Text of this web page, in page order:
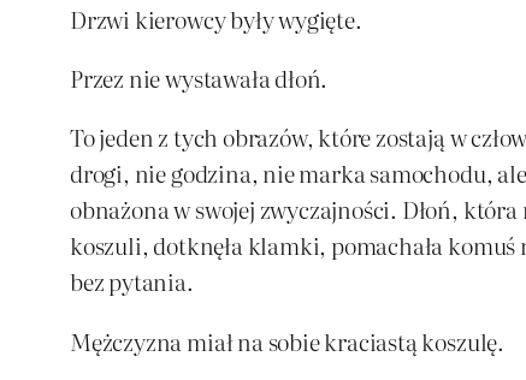
Drzwi kierowcy były wygięte.
Przez nie wystawała dłoń.
To jeden z tych obrazów, które zostają w
drogi, nie godzina, nie marka samochodu,
obnażona w swojej zwyczajności. Dłoń,
koszuli, dotknęła klamki, pomachała komuś
bez pytania.
Mężczyzna miał na sobie kraciastą koszulę.